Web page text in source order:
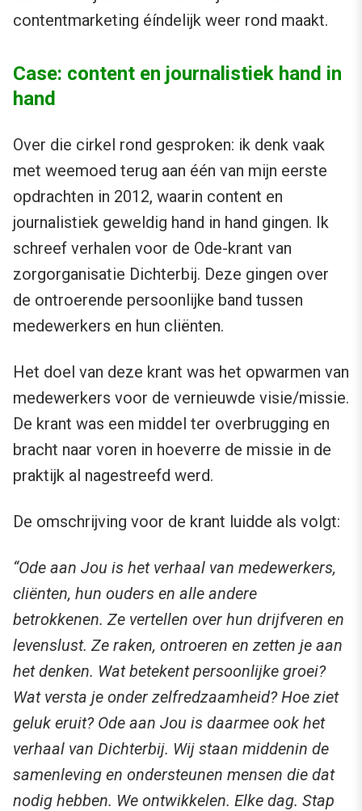
contentmarketing éíndelijk weer rond maakt.
Case: content en journalistiek hand in
hand
Over die cirkel rond gesproken: ik denk vaak
met weemoed terug aan één van mijn eerste
opdrachten in 2012, waarin content en
journalistiek geweldig hand in hand gingen. Ik
schreef verhalen voor de Ode-krant van
zorgorganisatie Dichterbij. Deze gingen over
de ontroerende persoonlijke band tussen
medewerkers en hun cliënten.
Het doel van deze krant was het opwarmen van
medewerkers voor de vernieuwde visie/missie.
De krant was een middel ter overbrugging en
bracht naar voren in hoeverre de missie in de
praktijk al nagestreefd werd.
De omschrijving voor de krant luidde als volgt:
“Ode aan Jou is het verhaal van medewerkers,
cliënten, hun ouders en alle andere
betrokkenen. Ze vertellen over hun drijfveren en
levenslust. Ze raken, ontroeren en zetten je aan
het denken. Wat betekent persoonlijke groei?
Wat versta je onder zelfredzaamheid? Hoe ziet
geluk eruit? Ode aan Jou is daarmee ook het
verhaal van Dichterbij. Wij staan middenin de
samenleving en ondersteunen mensen die dat
nodig hebben. We ontwikkelen. Elke dag. Stap